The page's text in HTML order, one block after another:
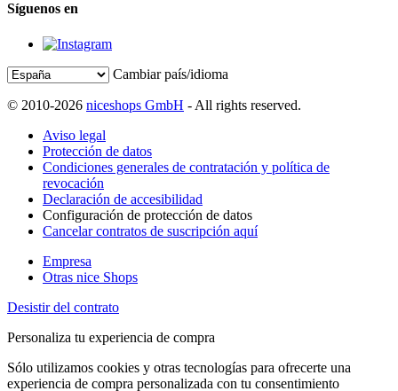
Síguenos en
Cambiar país/idioma
© 2010-2026 niceshops GmbH - All rights reserved.
Aviso legal
Protección de datos
Condiciones generales de contratación y política de
revocación
Declaración de accesibilidad
Configuración de protección de datos
Cancelar contratos de suscripción aquí
Empresa
Otras nice Shops
Desistir del contrato
Personaliza tu experiencia de compra
Sólo utilizamos cookies y otras tecnologías para ofrecerte una
experiencia de compra personalizada con tu consentimiento